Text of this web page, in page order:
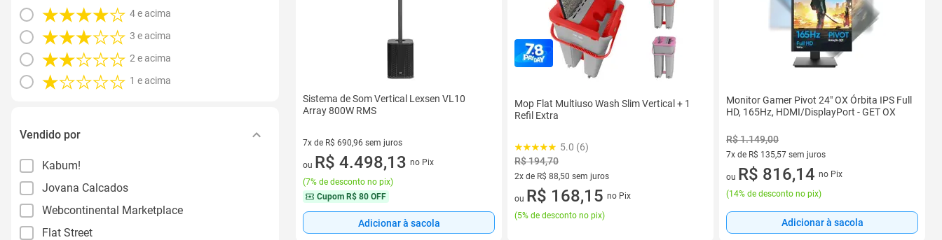
4 e acima
3 e acima
2 e acima
1 e acima
Vendido por
Kabum!
Jovana Calcados
Webcontinental Marketplace
Flat Street
Sistema de Som Vertical Lexsen VL10
Array 800W RMS
7x de R$ 690,96 sem juros
7 vez de R$ 690,96 sem juros
ou R$ 4.498,13 no Pix
(7% de desconto no pix)
Cupom R$ 80 OFF
Adicionar à sacola
Mop Flat Multiuso Wash Slim Vertical + 1
Refil Extra
5.0 (6)
R$ 194,70
2x de R$ 88,50 sem juros
2 vez de R$ 88,50 sem juros
ou R$ 168,15 no Pix
(5% de desconto no pix)
Monitor Gamer Pivot 24" OX Órbita IPS Full
HD, 165Hz, HDMI/DisplayPort - GET OX
R$ 1.149,00
7x de R$ 135,57 sem juros
7 vez de R$ 135,57 sem juros
ou R$ 816,14 no Pix
(14% de desconto no pix)
Adicionar à sacola